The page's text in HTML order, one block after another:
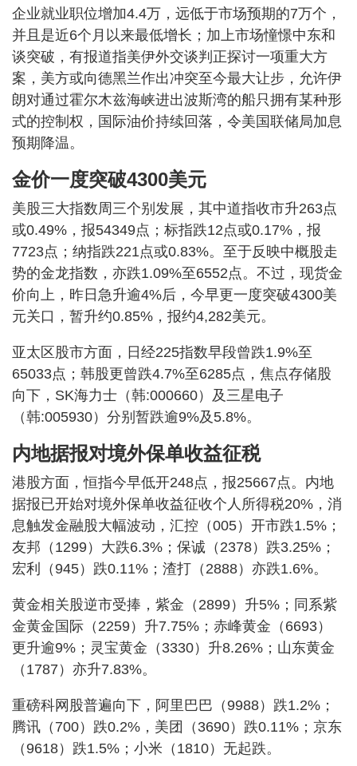
企业就业职位增加4.4万，远低于市场预期的7万个，
并且是近6个月以来最低增长；加上市场憧憬中东和
谈突破，有报道指美伊外交谈判正探讨一项重大方
案，美方或向德黑兰作出冲突至今最大让步，允许伊
朗对通过霍尔木兹海峡进出波斯湾的船只拥有某种形
式的控制权，国际油价持续回落，令美国联储局加息
预期降温。
金价一度突破4300美元
美股三大指数周三个别发展，其中道指收市升263点
或0.49%，报54349点；标指跌12点或0.17%，报
7723点；纳指跌221点或0.83%。至于反映中概股走
势的金龙指数，亦跌1.09%至6552点。不过，现货金
价向上，昨日急升逾4%后，今早更一度突破4300美
元关口，暂升约0.85%，报约4,282美元。
亚太区股市方面，日经225指数早段曾跌1.9%至
65033点；韩股更曾跌4.7%至6285点，焦点存储股
向下，SK海力士（韩:000660）及三星电子
（韩:005930）分别暂跌逾9%及5.8%。
内地据报对境外保单收益征税
港股方面，恒指今早低开248点，报25667点。内地
据报已开始对境外保单收益征收个人所得税20%，消
息触发金融股大幅波动，汇控（005）开市跌1.5%；
友邦（1299）大跌6.3%；保诚（2378）跌3.25%；
宏利（945）跌0.11%；渣打（2888）亦跌1.6%。
黄金相关股逆市受捧，紫金（2899）升5%；同系紫
金黄金国际（2259）升7.75%；赤峰黄金（6693）
更升逾9%；灵宝黄金（3330）升8.26%；山东黄金
（1787）亦升7.83%。
重磅科网股普遍向下，阿里巴巴（9988）跌1.2%；
腾讯（700）跌0.2%，美团（3690）跌0.11%；京东
（9618）跌1.5%；小米（1810）无起跌。